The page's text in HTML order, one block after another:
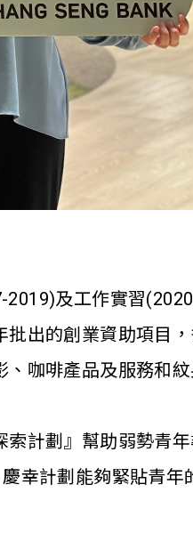
2019)及工作實習
出的創業資助項目
、 咖啡產品及服務和
計劃』幫助弱勢青
幸計劃能夠緊貼青年